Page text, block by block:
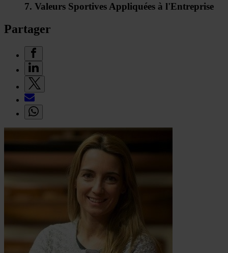
7. Valeurs Sportives Appliquées à l'Entreprise
Partager